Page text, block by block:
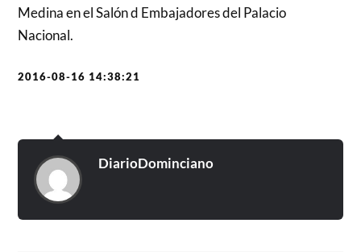
Medina en el Salón d Embajadores del Palacio
Nacional.
2016-08-16 14:38:21
DiarioDominciano